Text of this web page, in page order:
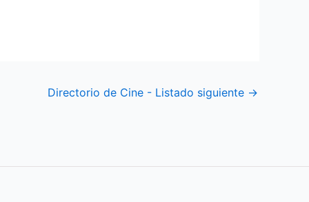
Directorio de Cine - Listado siguiente →